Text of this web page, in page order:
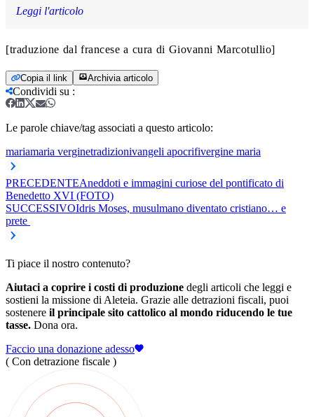
Leggi l'articolo
[traduzione dal francese a cura di Giovanni Marcotullio]
Copia il link Archivia articolo
Condividi su :
Le parole chiave/tag associati a questo articolo:
mariamaria verginetradizionivangeli apocrifivergine maria
PRECEDENTEAneddoti e immagini curiose del pontificato di
Benedetto XVI (FOTO)
SUCCESSIVOIdris Moses, musulmano diventato cristiano… e
prete
Ti piace il nostro contenuto?
Aiutaci a coprire i costi di produzione degli articoli che leggi e
sostieni la missione di Aleteia. Grazie alle detrazioni fiscali, puoi
sostenere il principale sito cattolico al mondo riducendo le tue
tasse. Dona ora.
Faccio una donazione adesso
( Con detrazione fiscale )